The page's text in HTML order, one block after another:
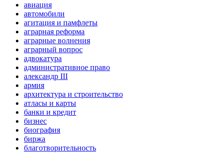
авиация
автомобили
агитация и памфлеты
аграрная реформа
аграрные волнения
аграрный вопрос
адвокатура
административное право
александр III
армия
архитектура и строительство
атласы и карты
банки и кредит
бизнес
биография
биржа
благотворительность